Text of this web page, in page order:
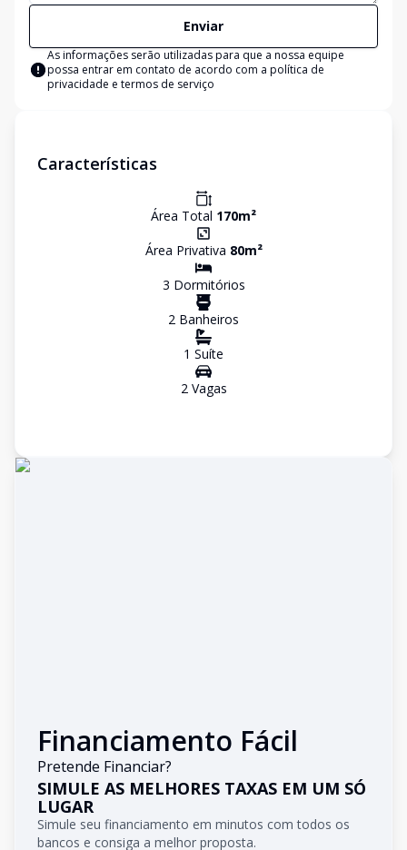
Enviar
As informações serão utilizadas para que a nossa equipe
possa entrar em contato de acordo com a política de
privacidade e termos de serviço
Características
Área Total 170m²
Área Privativa 80m²
3 Dormitórios
2 Banheiros
1 Suíte
2Vagas
Financiamento Fácil
Pretende Financiar?
SIMULE AS MELHORES TAXAS EM UM SÓ
LUGAR
Simule seu financiamento em minutos com todos os
bancos e consiga a melhor proposta.